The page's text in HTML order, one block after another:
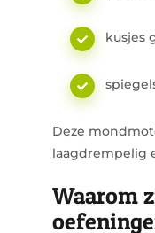
kusjes
Deze
laagdrempelig
Waarom